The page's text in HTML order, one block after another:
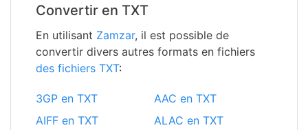
Convertir en TXT
En utilisant Zamzar, il est possible de
convertir divers autres formats en fichiers
des fichiers TXT:
3GP en TXT
AAC en TXT
AIFF en TXT
ALAC en TXT